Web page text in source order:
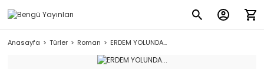
Anasayfa Türler Roman ERDEM YOLUNDA...